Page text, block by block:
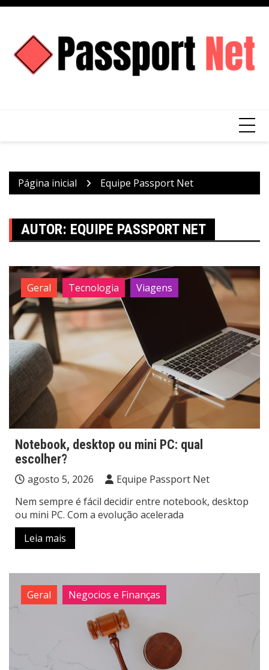
Ir
conteúdo
Página inicial Equipe Passport Net
AUTOR: EQUIPE PASSPORT NET
Geral Tecnologia Viagens
Notebook, desktop ou mini PC: qual
escolher?
agosto 5, 2026
Equipe Passport Net
Nem sempre é fácil decidir entre notebook, desktop
ou mini PC. Com a evolução acelerada
Leia mais
Geral Negocios e Finanças